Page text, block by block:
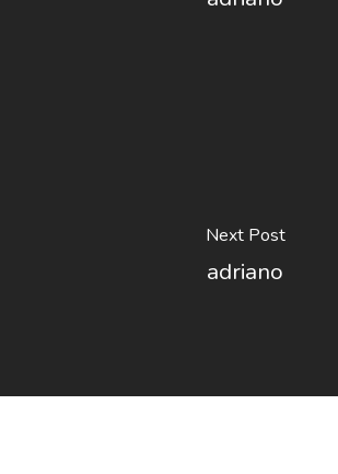
Next Post
adriano